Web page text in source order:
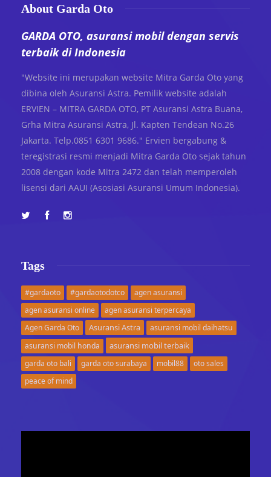
About Garda Oto
GARDA OTO, asuransi mobil dengan servis
terbaik di Indonesia
"Website ini merupakan website Mitra Garda Oto yang
dibina oleh Asuransi Astra. Pemilik website adalah
ERVIEN – MITRA GARDA OTO, PT Asuransi Astra Buana,
Grha Mitra Asuransi Astra, Jl. Kapten Tendean No.26
Jakarta. Telp.0851 6301 9686." Ervien bergabung &
teregistrasi resmi menjadi Mitra Garda Oto sejak tahun
2008 dengan kode Mitra 2472 dan telah memperoleh
lisensi dari AAUI (Asosiasi Asuransi Umum Indonesia).
Tags
#gardaoto #gardaotodotco
agen asuransi
agen asuransi online
agen asuransi terpercaya
Agen Garda Oto
Asuransi Astra
asuransi mobil daihatsu
asuransi mobil honda
asuransi mobil terbaik
garda oto bali garda oto surabaya mobil88
oto sales
peace of mind